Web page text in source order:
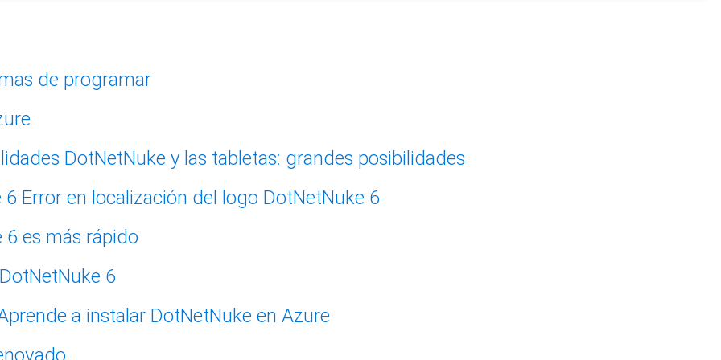
de programar
DotNetNuke y las tabletas: grandes posibilidades
Error en localización del logo DotNetNuke 6
es más rápido
6
a instalar DotNetNuke en Azure